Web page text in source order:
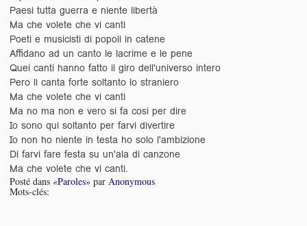
Paesi tutta guerra e niente libertà
Ma che volete che vi canti
Poeti e musicisti di popoli in catene
Affidano ad un canto le lacrime e le pene
Quei canti hanno fatto il giro dell'universo intero
Pero li canta forte soltanto lo straniero
Ma che volete che vi canti
Ma no ma non e vero si fa cosi per dire
Io sono qui soltanto per farvi divertire
Io non ho niente in testa ho solo l'ambizione
Di farvi fare festa su un'ala di canzone
Ma che volete che vi canti.
Posté dans «Paroles» par Anonymous
Mots-clés: